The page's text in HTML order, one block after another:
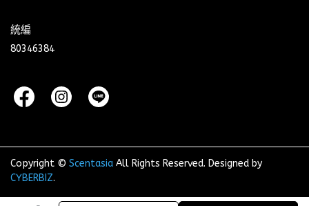
統編
80346384
Copyright © Scentasia All Rights Reserved. Designed by
CYBERBIZ.